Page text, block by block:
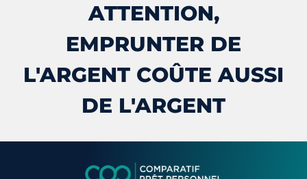
ATTENTION,
EMPRUNTER DE
L'ARGENT COÛTE AUSSI
DE L'ARGENT